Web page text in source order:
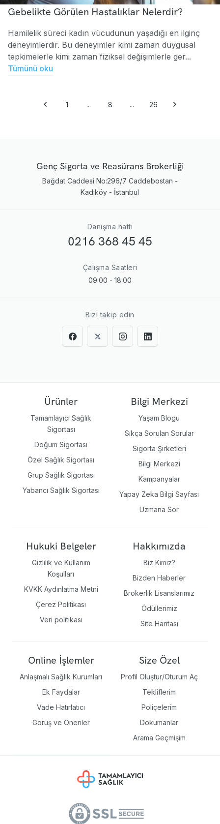
Gebelikte Görülen Hastalıklar Nelerdir?
Hamilelik süreci kadın vücudunun yaşadığı en ilginç
deneyimlerdir. Bu deneyimler kimi zaman duygusal
tepkimelerle kimi zaman fiziksel değişimlerle ger...
Tümünü oku
1 ... 8 ... 26
Genç Sigorta ve Reasürans Brokerliği
Bağdat Caddesi No:296/7 Caddebostan -
Kadıköy - İstanbul
Danışma hattı
0216 368 45 45
Çalışma Saatleri
09:00 - 18:00
Bizi takip edin
Ürünler
Tamamlayıcı Sağlık
Sigortası
Doğum Sigortası
Özel Sağlık Sigortası
Grup Sağlık Sigortası
Yabancı Sağlık Sigortası
Bilgi Merkezi
Yaşam Blogu
Sıkça Sorulan Sorular
Sigorta Şirketleri
Bilgi Merkezi
Kampanyalar
Yapay Zeka Bilgi Sayfası
Uzmana Sor
Hukuki Belgeler
Gizlilik ve Kullanım
Koşulları
KVKK Aydınlatma Metni
Çerez Politikası
Veri politikası
Hakkımızda
Biz Kimiz?
Bizden Haberler
Brokerlik Lisanslarımız
Ödüllerimiz
Site Haritası
Online İşlemler
Anlaşmalı Sağlık Kurumları
Ek Faydalar
Vade Hatırlatıcı
Görüş ve Öneriler
Size Özel
Profil Oluştur/Oturum Aç
Tekliflerim
Poliçelerim
Dokümanlar
Arama Geçmişim